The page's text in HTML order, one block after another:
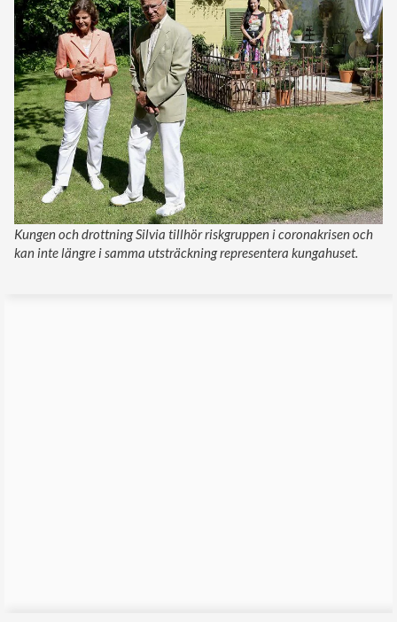
Kungen och drottning Silvia tillhör riskgruppen i coronakrisen och
kan inte längre i samma utsträckning representera kungahuset.